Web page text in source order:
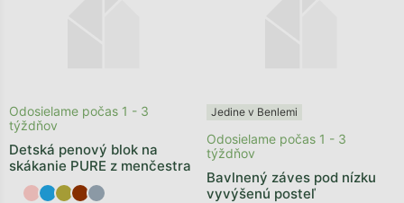
Detská penový blok na
skákanie PURE z menčestra
Odosielame počas 1 - 3
týždňov
Jedine v Benlemi
Bavlnený záves pod nízku
vyvýšenú posteľ
Odosielame počas 1 - 3
týždňov